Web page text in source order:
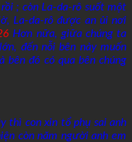
; còn La-da-rô suốt một
La-da-rô được an ủi nơi
Hơn nữa, giữa chúng ta
đến nỗi bên này muốn
bên đó có qua bên chúng
thì con xin tổ phụ sai anh
còn năm người anh em